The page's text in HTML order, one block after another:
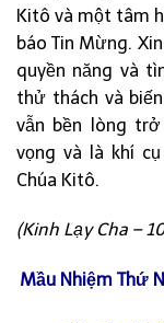
Kitô và một tâm
báo Tin Mừng.
quyền năng và
thử thách và
vẫn bền lòng
vọng và là khí
Chúa Kitô.
(Kinh Lạy Cha –
Mầu Nhiệm Thứ